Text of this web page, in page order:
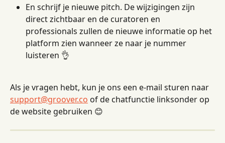
En schrijf je nieuwe pitch. De wijzigingen zijn
direct zichtbaar en de curatoren en
professionals zullen de nieuwe informatie op het
platform zien wanneer ze naar je nummer
luisteren 👌
Als je vragen hebt, kun je ons een e-mail sturen naar
support@groover.co of de chatfunctie linksonder op
de website gebruiken 😊